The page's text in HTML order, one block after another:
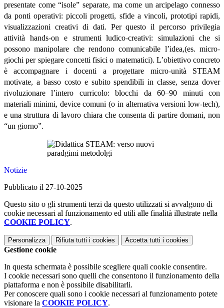
presentate come “isole” separate, ma come un arcipelago connesso
da ponti operativi: piccoli progetti, sfide a vincoli, prototipi rapidi,
visualizzazioni creativi di dati. Per questo il percorso privilegia
attività hands-on e strumenti ludico-creativi: simulazioni che si
possono manipolare che rendono comunicabile l’idea,(es. micro-
giochi per spiegare concetti fisici o matematici). L’obiettivo concreto
è accompagnare i docenti a progettare micro-unità STEAM
motivate, a basso costo e subito spendibili in classe, senza dover
rivoluzionare l’intero curricolo: blocchi da 60–90 minuti con
materiali minimi, device comuni (o in alternativa versioni low-tech),
e una struttura di lavoro chiara che consenta di partire domani, non
“un giorno”.
Notizie
Pubblicato il 27-10-2025
Questo sito o gli strumenti terzi da questo utilizzati si avvalgono di
cookie necessari al funzionamento ed utili alle finalità illustrate nella
COOKIE POLICY.
Personalizza Rifiuta tutti i cookies Accetta tutti i cookies
Gestione cookie
In questa schermata è possibile scegliere quali cookie consentire.
I cookie necessari sono quelli che consentono il funzionamento della
piattaforma e non è possibile disabilitarli.
Per conoscere quali sono i cookie necessari al funzionamento potete
visionare la COOKIE POLICY.